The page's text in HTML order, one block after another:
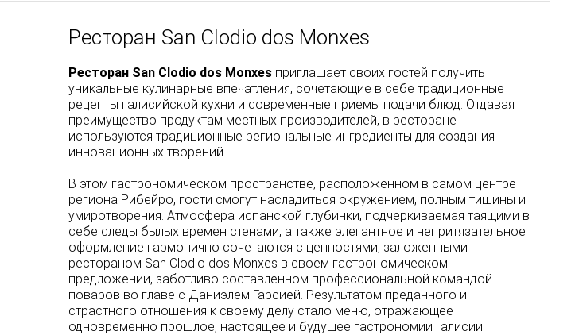
Ресторан San Clodio dos Monxes
Ресторан San Clodio dos Monxes приглашает своих гостей получить
уникальные кулинарные впечатления, сочетающие в себе традиционные
рецепты галисийской кухни и современные приемы подачи блюд. Отдавая
преимущество продуктам местных производителей, в ресторане
используются традиционные региональные ингредиенты для создания
инновационных творений.
В этом гастрономическом пространстве, расположенном в самом центре
региона Рибейро, гости смогут насладиться окружением, полным тишины и
умиротворения. Атмосфера испанской глубинки, подчеркиваемая таящими в
себе следы былых времен стенами, а также элегантное и непритязательное
оформление гармонично сочетаются с ценностями, заложенными
рестораном San Clodio dos Monxes в своем гастрономическом
предложении, заботливо составленном профессиональной командой
поваров во главе с Даниэлем Гарсией. Результатом преданного и
страстного отношения к своему делу стало меню, отражающее
одновременно прошлое, настоящее и будущее гастрономии Галисии.